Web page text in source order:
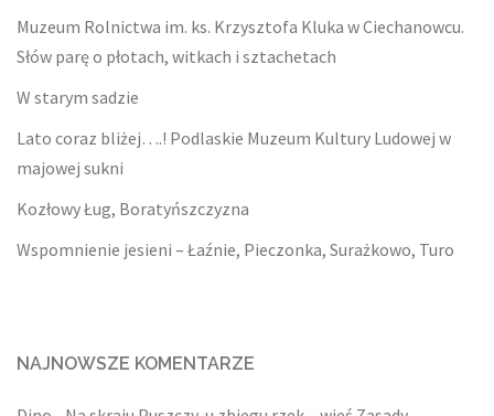
Muzeum Rolnictwa im. ks. Krzysztofa Kluka w Ciechanowcu.
Słów parę o płotach, witkach i sztachetach
W starym sadzie
Lato coraz bliżej….! Podlaskie Muzeum Kultury Ludowej w
majowej sukni
Kozłowy Ług, Boratyńszczyzna
Wspomnienie jesieni – Łaźnie, Pieczonka, Surażkowo, Turo
NAJNOWSZE KOMENTARZE